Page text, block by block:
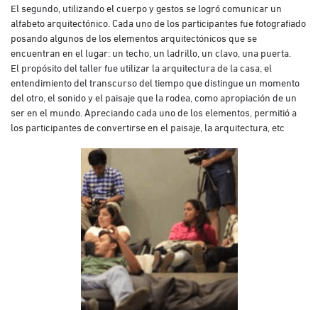
El segundo, utilizando el cuerpo y gestos se logró comunicar un
alfabeto arquitectónico. Cada uno de los participantes fue fotografiado
posando algunos de los elementos arquitectónicos que se
encuentran en el lugar: un techo, un ladrillo, un clavo, una puerta.
El propósito del taller fue utilizar la arquitectura de la casa, el
entendimiento del transcurso del tiempo que distingue un momento
del otro, el sonido y el paisaje que la rodea, como apropiación de un
ser en el mundo. Apreciando cada uno de los elementos, permitió a
los participantes de convertirse en el paisaje, la arquitectura, etc